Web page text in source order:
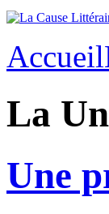
Accueil
La
Une